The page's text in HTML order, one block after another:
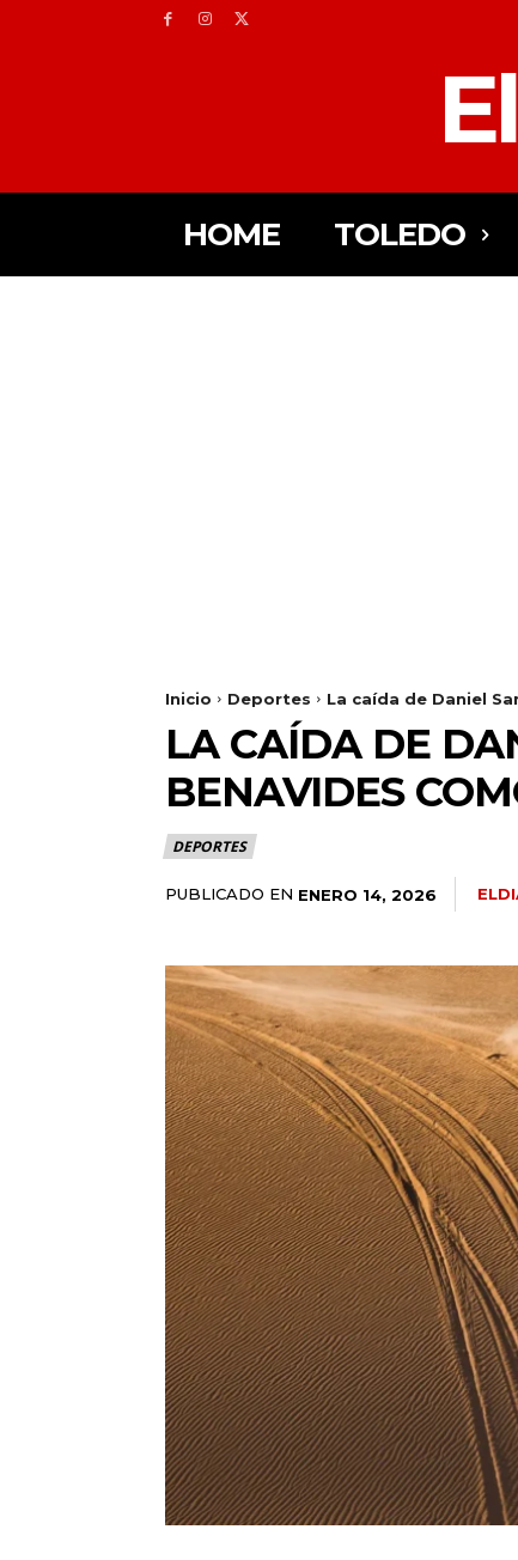
HOME TOLEDO
Inicio Deportes La caída de Daniel
LA CAÍDA DE
BENAVIDES
DEPORTES
PUBLICADO EN ENERO 14, 2026